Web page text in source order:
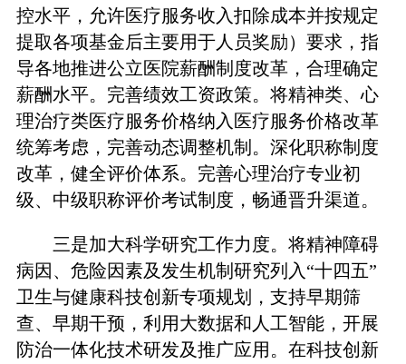
控水平，允许医疗服务收入扣除成本并按规定
提取各项基金后主要用于人员奖励）要求，指
导各地推进公立医院薪酬制度改革，合理确定
薪酬水平。完善绩效工资政策。将精神类、心
理治疗类医疗服务价格纳入医疗服务价格改革
统筹考虑，完善动态调整机制。深化职称制度
改革，健全评价体系。完善心理治疗专业初
级、中级职称评价考试制度，畅通晋升渠道。
三是加大科学研究工作力度。将精神障碍
病因、危险因素及发生机制研究列入“十四五”
卫生与健康科技创新专项规划，支持早期筛
查、早期干预，利用大数据和人工智能，开展
防治一体化技术研发及推广应用。在科技创新